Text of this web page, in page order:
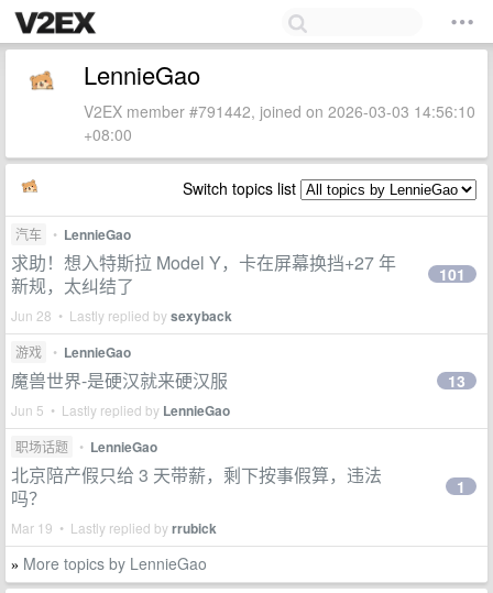
LennieGao
V2EX member #791442, joined on 2026-03-03 14:56:10
+08:00
Switch topics list
汽车 • LennieGao
求助！想入特斯拉 Model Y，卡在屏幕换挡+27 年
新规，太纠结了
Jun 28 • Lastly replied bysexyback
101
游戏 • LennieGao
魔兽世界-是硬汉就来硬汉服
Jun 5 • Lastly replied by LennieGao
13
职场话题 • LennieGao
北京陪产假只给 3 天带薪，剩下按事假算，违法
吗？
Mar 19 • Lastly replied byrrubick
1
» More topics by LennieGao